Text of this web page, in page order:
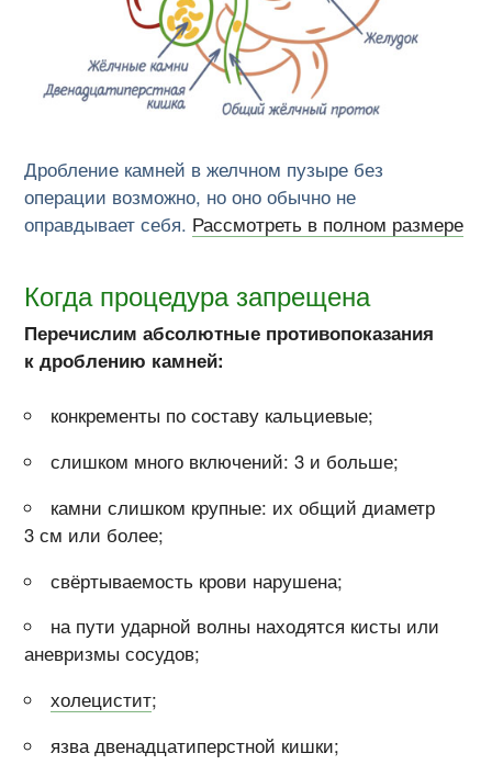
Дробление камней в желчном пузыре без
операции возможно, но оно обычно не
оправдывает себя. Рассмотреть в полном размере
Когда процедура запрещена
Перечислим абсолютные противопоказания
к дроблению камней:
конкременты по составу кальциевые;
слишком много включений: 3 и больше;
камни слишком крупные: их общий диаметр
3 см или более;
свёртываемость крови нарушена;
на пути ударной волны находятся кисты или
аневризмы сосудов;
холецистит;
язва двенадцатиперстной кишки;